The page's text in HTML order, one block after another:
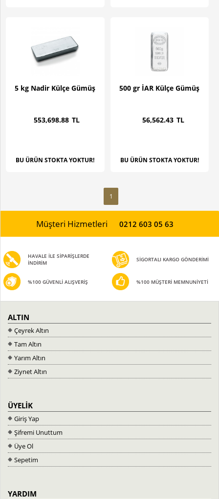
5 kg Nadir Külçe Gümüş
TL
.88
553,698
BU ÜRÜN STOKTA YOKTUR!
500 gr İAR Külçe Gümüş
TL
.43
56,562
BU ÜRÜN STOKTA YOKTUR!
1
Müşteri Hizmetleri 0212 603 05 63
HAVALE İLE SİPARİŞLERDE
İNDİRİM
SİGORTALI KARGO GÖNDERİMİ
%100 GÜVENLİ ALIŞVERİŞ %100 MÜŞTERİ MEMNUNİYETİ
ALTIN
Çeyrek Altın
Tam Altın
Yarım Altın
Ziynet Altın
ÜYELİK
Giriş Yap
Şifremi Unuttum
Üye Ol
Sepetim
YARDIM